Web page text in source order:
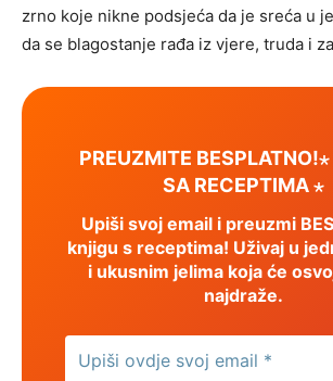
zrno koje nikne podsjeća da je sreća u
da se blagostanje rađa iz vjere, truda i
PREUZMITE
SA RECEPTIMA ⋆
Upiši svoj email i preuzmi
knjigu s receptima! Uživaj u
i ukusnim jelima koja će
najdraže.